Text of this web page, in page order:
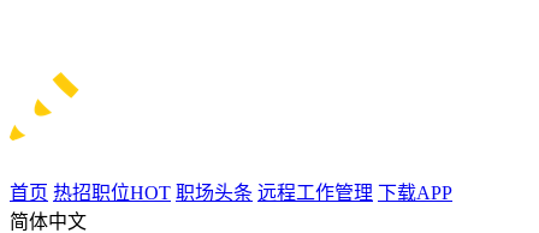
首页 热招职位HOT 职场头条 远程工作管理 下载APP
简体中文